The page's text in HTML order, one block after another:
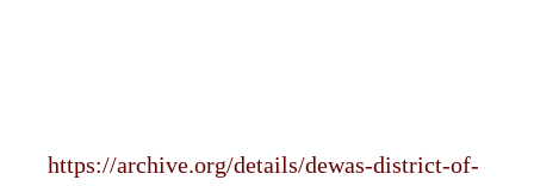
https://archive.org/details/dewas-district-of-